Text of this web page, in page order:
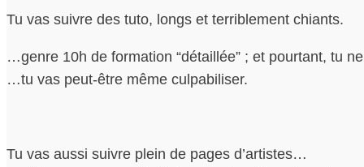
Tu vas suivre des tuto, longs et terriblement chiants.
…genre 10h de formation “détaillée” ; et pourtant, tu
…tu vas peut-être même culpabiliser.
Tu vas aussi suivre plein de pages d’artistes…